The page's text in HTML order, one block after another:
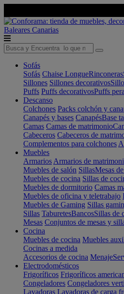
Baleares Canarias
Sofás
Sofás Chaise LongueRinconeras
Sillones Sillones decorativos
Puffs Puffs decorativosPuffs pera
Descanso
Colchones Packs colchón y
Canapés y bases CanapésBase
Camas Camas de matrimonio
Cabeceros Cabeceros de
Complementos para colchones
Muebles
Armarios Armarios de
Muebles de salón SillasMesas
Muebles de cocina Sillas de
Muebles de dormitorio Camas
Muebles de oficina y teletrabajo
Muebles de Gaming Sillas
Sillas TaburetesBancosSillas de
Mesas Conjuntos de mesas y
Cocina
Muebles de cocina Muebles
Cocinas a medida
Accesorios de cocina Menaje
Electrodomésticos
Frigoríficos Frigoríficos
Congeladores Congeladores
Lavadoras Lavadoras de carga